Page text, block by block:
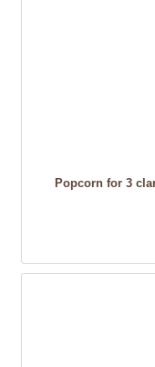
Popcorn for 3